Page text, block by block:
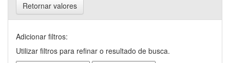
Retornar valores
Adicionar filtros:
Utilizar filtros para refinar o resultado de busca.